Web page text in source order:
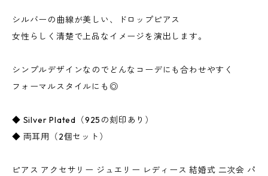
シルバーの曲線が美しい、ドロップピアス
女性らしく清楚で上品なイメージを演出します。
シンプルデザインなのでどんなコーデにも合わせやすく
フォーマルスタイルにも◎
◆ Silver Plated（925の刻印あり）
◆ 両耳用（2個セット）
ピアス アクセサリー ジュエリー レディース 結婚式 二次会 パ